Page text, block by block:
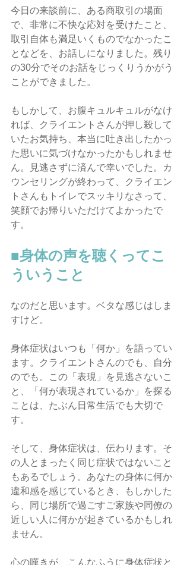
今日の来談前に、ある商取引の場面
で、非常に不快な応対を受けたこと、
取引自体も満足いくものでなかったこ
となどを、お話しになりました。残り
の30分でそのお話をじっくりうかがう
ことができました。
もしかして、お腹キュルキュルがなけ
れば、クライエントさんが押し殺して
いたお気持ち、本当に吐き出したかっ
た思いに気づけなかったかもしれませ
ん。見逃さずに済んで幸いでした。カ
ウンセリングが終わって、クライエン
トさんもトイレでスッキリなさって、
笑顔でお帰りいただけてよかったで
す。
■身体の声を聴くってこ
ういうこと
なのだと思います。ベタな感じはしま
すけど。
身体症状はいつも「何か」を語ってい
ます。クライエントさんのでも、自分
のでも。この「表現」を見逃さないこ
と、「何が表現されているか」を探る
ことは、たぶん日常生活でも大切で
す。
そして、身体症状は、伝わります。そ
の人とまったく同じ症状ではないこと
もあるでしょう。あなたの身体に何か
違和感を感じているとき、もしかした
ら、同じ場所で過ごすご家族や同僚の
近しい人に何かが起きているかもしれ
ません。
心の嘆きが、こんなふうに身体症状と